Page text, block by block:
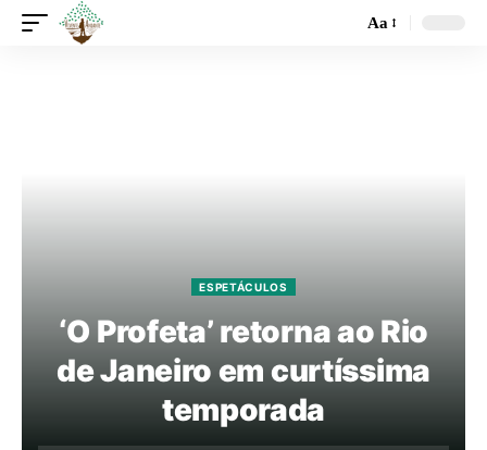
Aa
ESPETÁCULOS
‘O Profeta’ retorna ao Rio
de Janeiro em curtíssima
temporada